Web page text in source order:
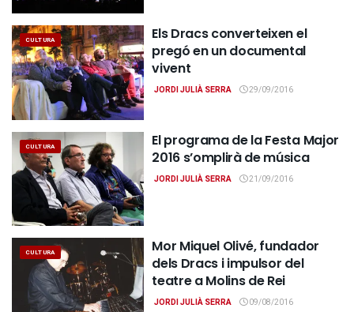
CULTURA
Els Dracs converteixen el
pregó en un documental
vivent
JORDI JULIÀ SERRA 29/09/2016
CULTURA
El programa de la Festa Major
2016 s’omplirà de música
JORDI JULIÀ SERRA 21/09/2016
CULTURA
Mor Miquel Olivé, fundador
dels Dracs i impulsor del
teatre a Molins de Rei
JORDI JULIÀ SERRA 09/08/2016